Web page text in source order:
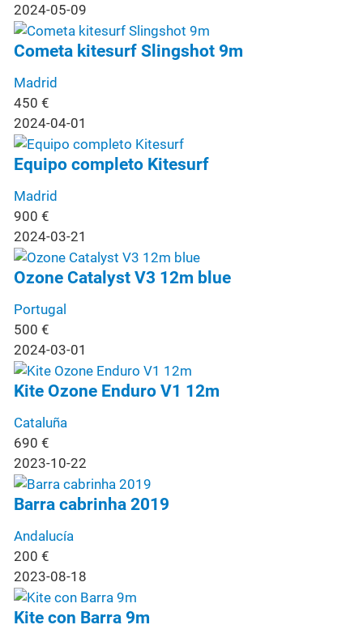
2024-05-09
Cometa kitesurf Slingshot 9m
Madrid
450 €
2024-04-01
Equipo completo Kitesurf
Madrid
900 €
2024-03-21
Ozone Catalyst V3 12m blue
Portugal
500 €
2024-03-01
Kite Ozone Enduro V1 12m
Cataluña
690 €
2023-10-22
Barra cabrinha 2019
Andalucía
200 €
2023-08-18
Kite con Barra 9m